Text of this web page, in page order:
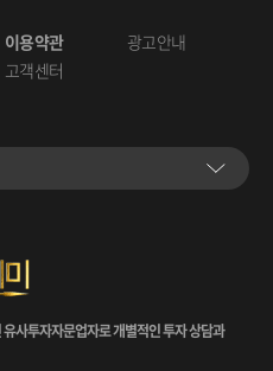
이용약관
고객센터
광고안내
사투자자문업자로개별적인투자상담과